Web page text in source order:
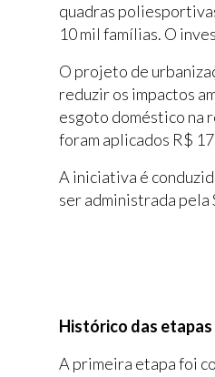
quadras
10 mil famílias. O
O projeto de
reduzir os impactos
esgoto doméstico na
foram aplicados R$
A iniciativa é
ser administrada
Histórico das etapas
A primeira etapa foi